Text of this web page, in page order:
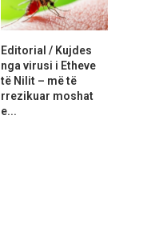
Editorial / Kujdes
nga virusi i Etheve
të Nilit – më të
rrezikuar moshat
e...